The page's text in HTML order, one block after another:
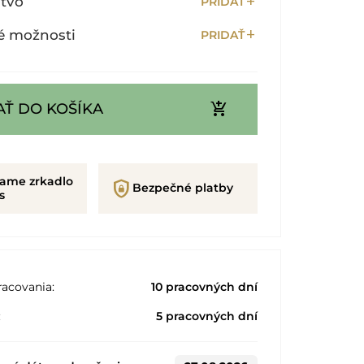
možnosti PRIDAŤadd
DO KOŠÍKA add_shopping_cart
zrkadlo
shield_lock Bezpečné platby
10 pracovných dní
5 pracovných dní